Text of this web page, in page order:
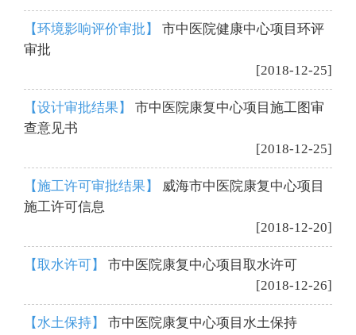
【环境影响评价审批】 市中医院健康中心项目环评
审批
[2018-12-25]
【设计审批结果】 市中医院康复中心项目施工图审
查意见书
[2018-12-25]
【施工许可审批结果】 威海市中医院康复中心项目
施工许可信息
[2018-12-20]
【取水许可】 市中医院康复中心项目取水许可
[2018-12-26]
【水土保持】 市中医院康复中心项目水土保持